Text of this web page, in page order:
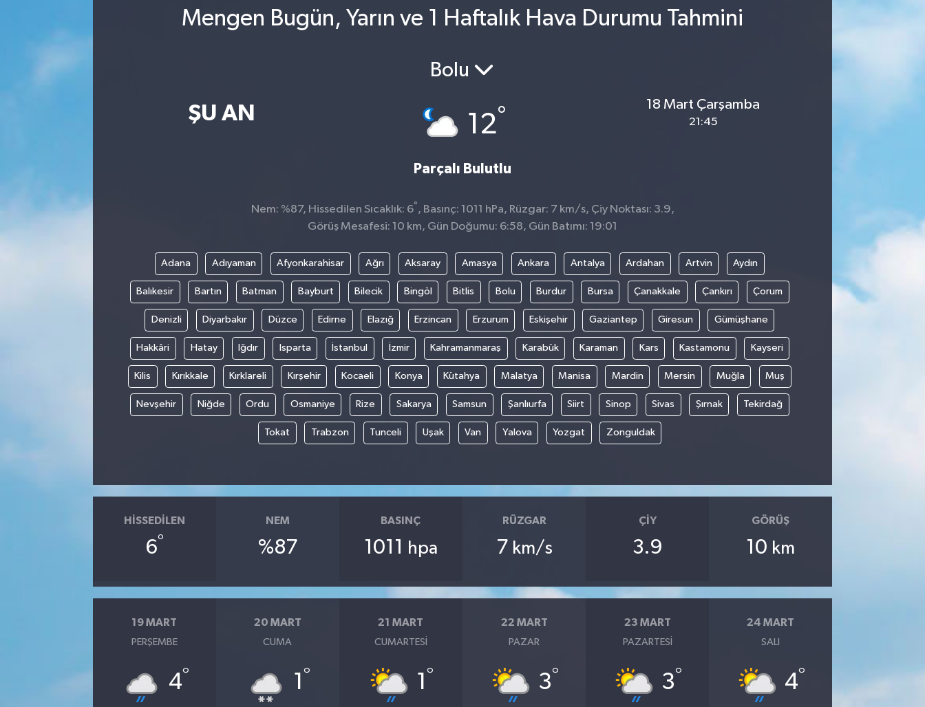
Mengen Bugün, Yarın ve 1 Haftalık Hava Durumu Tahmini
ŞU AN
Bolu
12°
Parçalı Bulutlu
18 Mart Çarşamba
21:45
Nem: %87, Hissedilen Sıcaklık: 6° , Basınç: 1011 hPa, Rüzgar: 7 km/s, Çiy Noktası: 3.9,
Görüş Mesafesi: 10 km, Gün Doğumu: 6:58, Gün Batımı: 19:01
Adana Adıyaman Afyonkarahisar Ağrı Aksaray Amasya Ankara Antalya Ardahan Artvin Aydın
Balıkesir Bartın Batman Bayburt Bilecik Bingöl Bitlis Bolu Burdur Bursa Çanakkale Çankırı Çorum
Denizli Diyarbakır Düzce Edirne Elazığ Erzincan Erzurum Eskişehir Gaziantep Giresun Gümüşhane
Hakkâri Hatay Iğdır Isparta İstanbul İzmir Kahramanmaraş Karabük Karaman Kars Kastamonu Kayseri
Kilis Kırıkkale Kırklareli Kırşehir Kocaeli Konya Kütahya Malatya Manisa Mardin Mersin Muğla Muş
Nevşehir Niğde Ordu Osmaniye Rize Sakarya Samsun Şanlıurfa Siirt Sinop Sivas Şırnak Tekirdağ
Tokat Trabzon Tunceli Uşak Van Yalova Yozgat Zonguldak
HISSEDILEN
6°
NEM
%87
BASINÇ
1011 hpa
RÜZGAR
7 km/s
ÇIY
3.9
GÖRÜŞ
10 km
19 MART
PERŞEMBE
4°
20 MART
CUMA
1 °
21 MART
CUMARTESI
1 °
22 MART
PAZAR
3°
23 MART
PAZARTESI
3°
24 MART
SALI
4°